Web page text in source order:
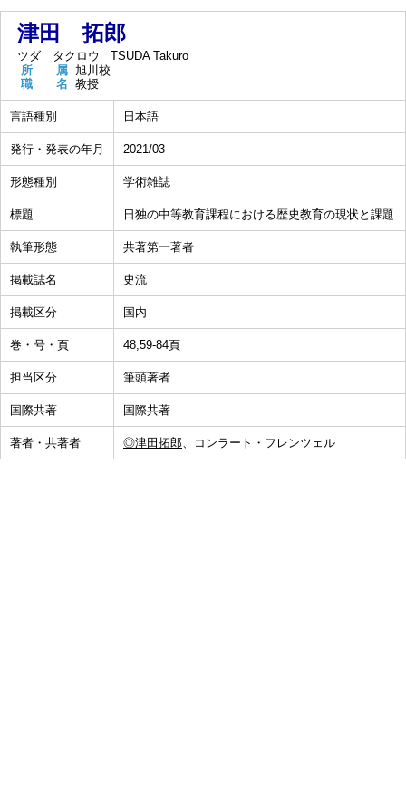
津田 拓郎
ツダ タクロウ
TSUDA Takuro
所 属 旭川校
職 名 教授
言語種別 日本語
発行・発表の年月 2021/03
形態種別 学術雑誌
標題 日独の中等教育課程における歴史教育の現状と課題
執筆形態 共著第一著者
掲載誌名 史流
掲載区分 国内
巻・号・頁 48,59-84頁
担当区分 筆頭著者
国際共著 国際共著
著者・共著者 ◎津田拓郎、コンラート・フレンツェル